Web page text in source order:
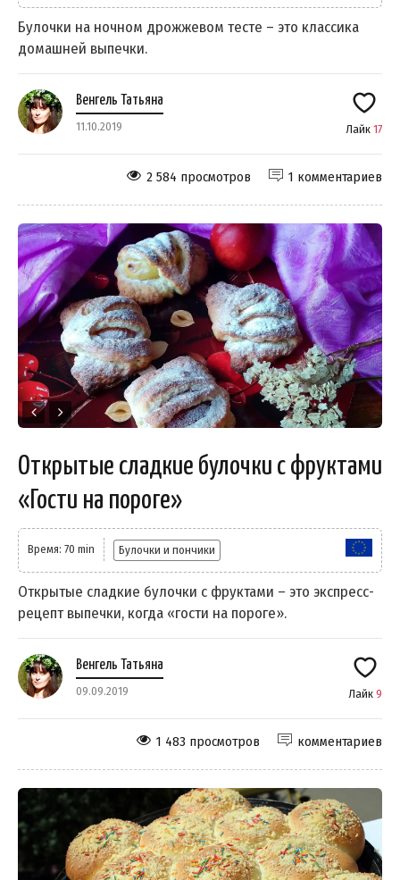
Булочки на ночном дрожжевом тесте – это классика
домашней выпечки.
Венгель Татьяна
11.10.2019 Лайк 17
1 комментариев
2 584 просмотров
Открытые сладкие булочки с фруктами
«Гости на пороге»
Время: 70 min Булочки и пончики
Открытые сладкие булочки с фруктами – это экспресс-
рецепт выпечки, когда «гости на пороге».
Венгель Татьяна
09.09.2019 Лайк 9
комментариев
1 483 просмотров